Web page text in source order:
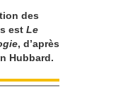
des
est Le
, d’après
Hubbard.